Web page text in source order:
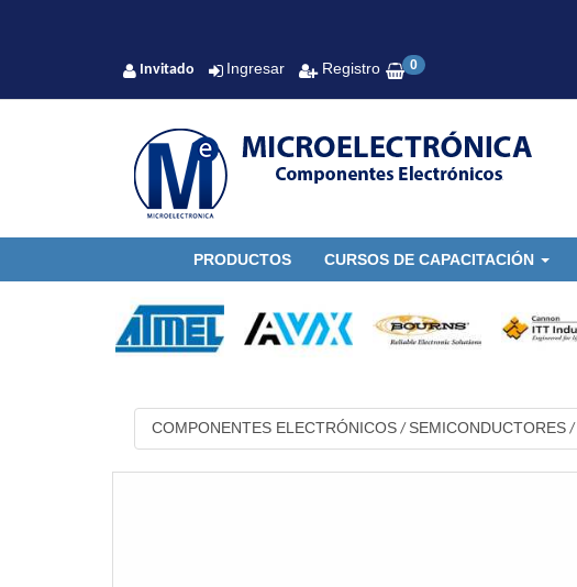
Invitado Ingresar Registro 0
PRODUCTOS CURSOS DE CAPACITACIÓN
COMPONENTES ELECTRÓNICOS / SEMICONDUCTORES /